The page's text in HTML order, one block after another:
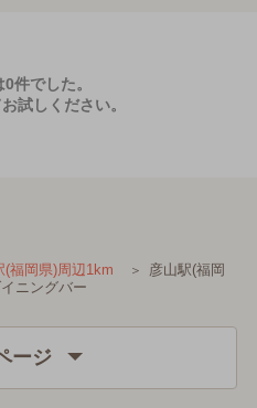
件でした。
試しください。
(福岡県)周辺1km
彦山駅(福岡
ニングバー
ージ